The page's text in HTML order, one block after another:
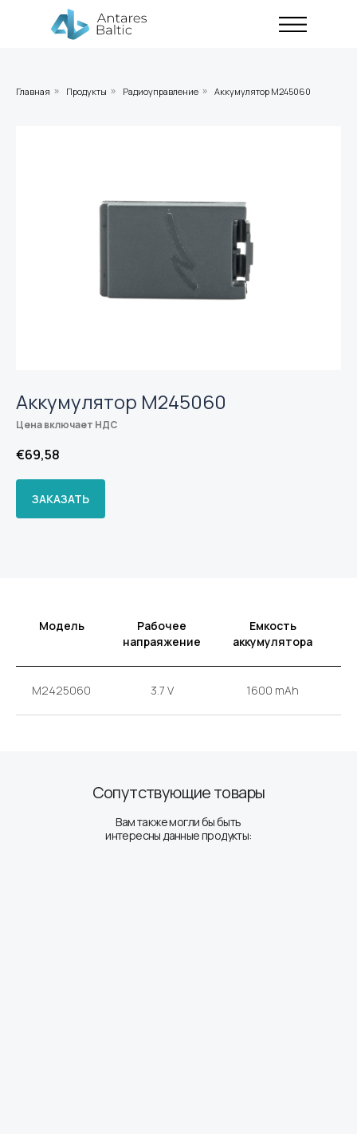
Главная » Продукты » Радиоуправление » Аккумулятор M245060
Аккумулятор M245060
Цена включает НДС
€69,58
ЗАКАЗАТЬ
Модель
Рабочее
напраяжение
Емкость
аккумулятора
M2425060 3.7 V 1600 mAh
Вам также могли бы быть
интересны данные продукты:
Сопутствующие товары